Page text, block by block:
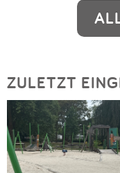
ZULETZT